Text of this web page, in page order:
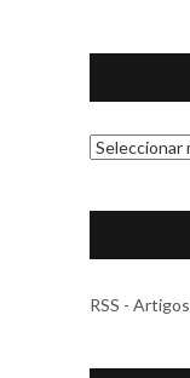
A
C
V
RSS - Artigos